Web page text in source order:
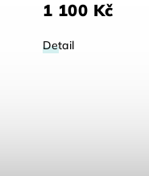
1 100 Kč
Detail